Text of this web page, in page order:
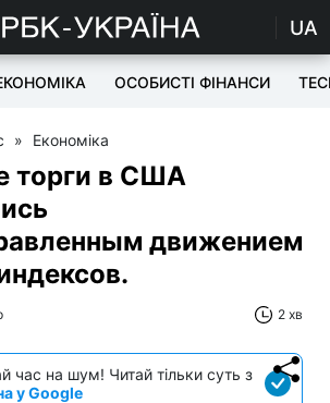
UA
ОСОБИСТІ ФІНАНСИ
» Економіка
торги в США
движением
2 хв
час на шум! Читай тільки суть з
у Google